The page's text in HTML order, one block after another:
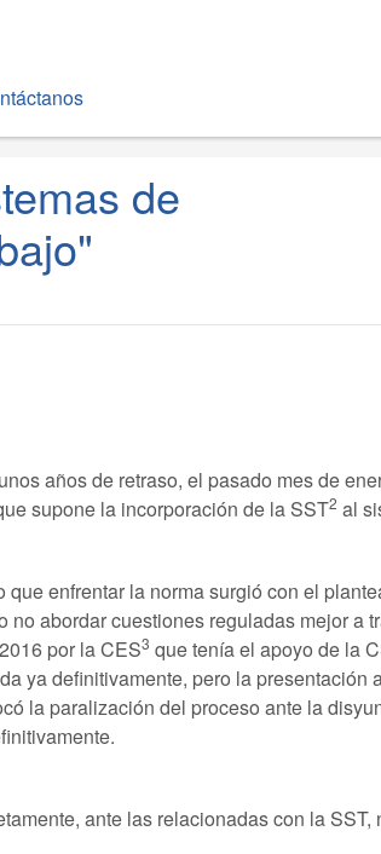
de
años de retraso, el pasado mes de
supone la incorporación de la SST2 al
enfrentar la norma surgió con el
no abordar cuestiones reguladas mejor a
por la CES3 que tenía el apoyo de la
ya definitivamente, pero la presentación
la paralización del proceso ante la
ante las relacionadas con la SST,